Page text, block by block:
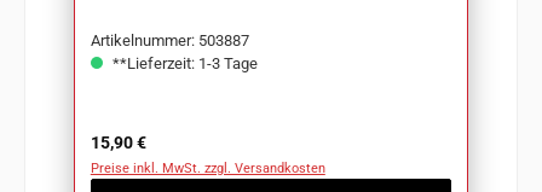
Artikelnummer: 503887
**Lieferzeit: 1-3 Tage
Regulärer Preis:
15,90 €
Preise inkl. MwSt. zzgl. Versandkosten